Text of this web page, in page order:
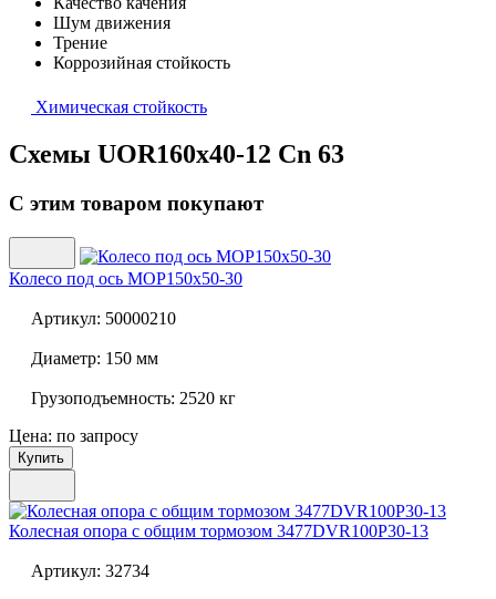
Шум движения
Трение
Коррозийная стойкость
Химическая стойкость
Схемы UOR160x40-12 Cn 63
С этим товаром покупают
Колесо под ось MOP150x50-30
Артикул: 50000210
Диаметр: 150 мм
Грузоподъемность: 2520 кг
Цена: по запросу
Купить
Колесная опора с общим тормозом 3477DVR100P30-13
Артикул: 32734